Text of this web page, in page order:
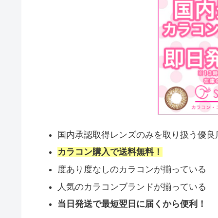
国内承認取得レンズのみを取り扱う優良
カラコン購入で送料無料！
度あり度なしのカラコンが揃っている
人気のカラコンブランドが揃っている
当日発送で最短翌日に届くから便利！